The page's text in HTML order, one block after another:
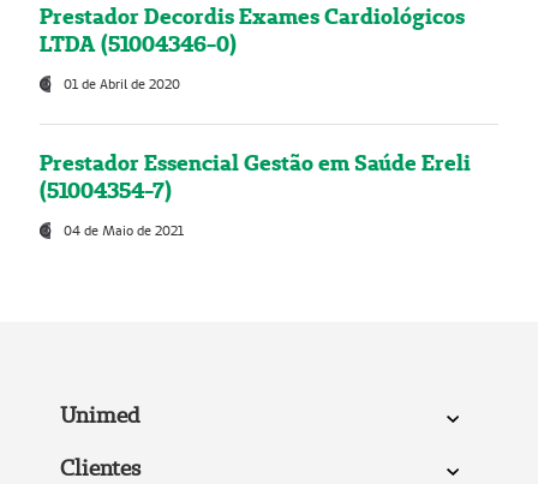
Prestador Decordis Exames Cardiológicos
LTDA (51004346-0)
01 de Abril de 2020
Prestador Essencial Gestão em Saúde Ereli
(51004354-7)
04 de Maio de 2021
Unimed
Clientes